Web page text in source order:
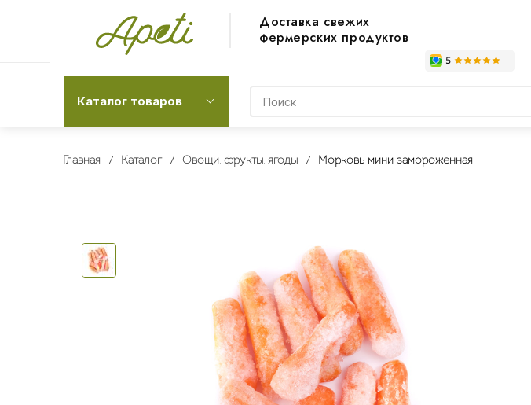
Доставка свежих
фермерских продуктов
Каталог товаров
Главная Каталог Овощи, фрукты, ягоды Морковь мини замороженная